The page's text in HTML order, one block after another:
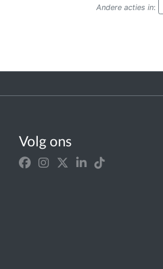
Andere acties in:
Volg ons